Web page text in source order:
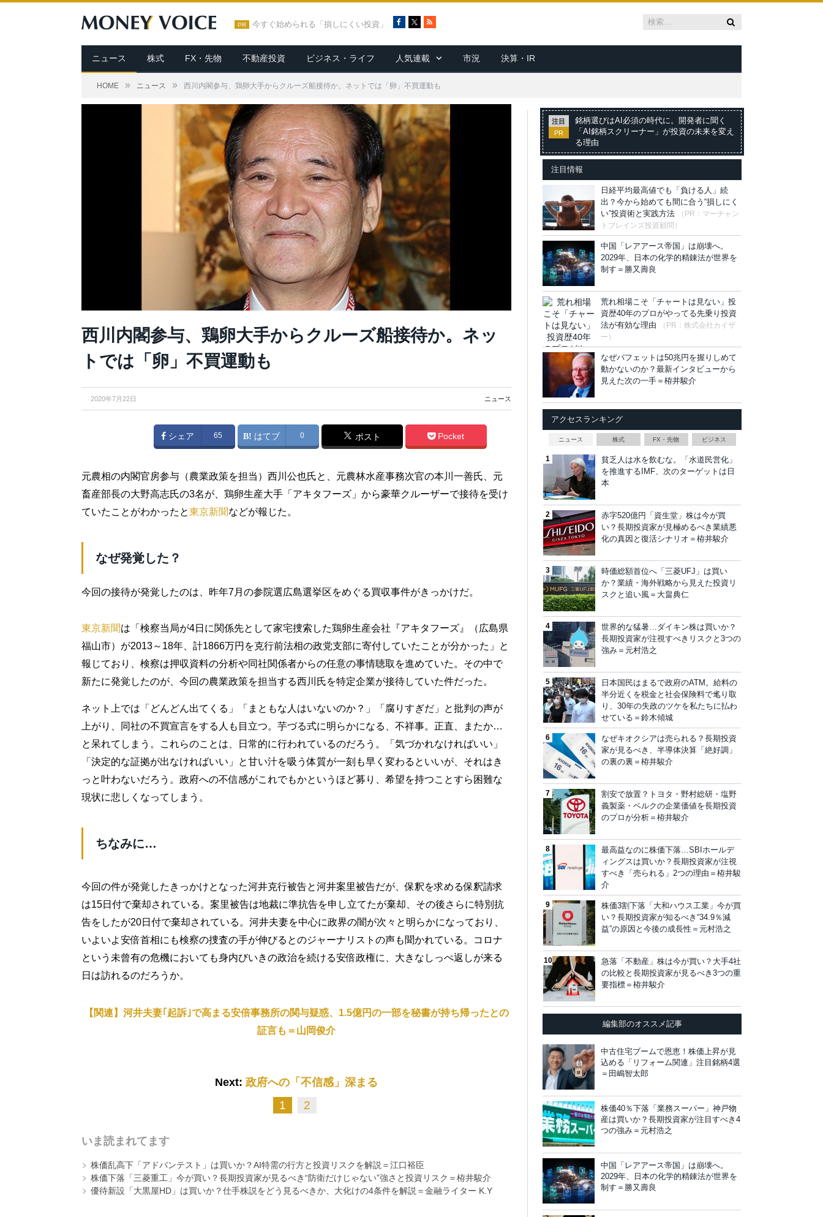
PR 今すぐ始められる「損しにくい投資」
c
e
b
k
R
S
ニュース 株式 FX・先物 不動産投資 ビジネス・ライフ 人気連載 市況 決算・IR
HOME » ニュース » 西川内閣参与、鶏卵大手からクルーズ船接待か。ネットでは「卵」不買運動も
西川内閣参与、鶏卵大手からクルーズ船接待か。ネッ
トでは「卵」不買運動も
2020年7月22日 ニュース
シェア 65 はてブ 0 ポスト Pocket
元農相の内閣官房参与（農業政策を担当）西川公也氏と、元農林水産事務次官の本川一善氏、元
畜産部長の大野高志氏の3名が、鶏卵生産大手「アキタフーズ」から豪華クルーザーで接待を受け
ていたことがわかったと東京新聞などが報じた。
なぜ発覚した？
今回の接待が発覚したのは、昨年7月の参院選広島選挙区をめぐる買収事件がきっかけだ。
東京新聞は「検察当局が4日に関係先として家宅捜索した鶏卵生産会社『アキタフーズ』（広島県
福山市）が2013～18年、計1866万円を克行前法相の政党支部に寄付していたことが分かった」と
報じており、検察は押収資料の分析や同社関係者からの任意の事情聴取を進めていた。その中で
新たに発覚したのが、今回の農業政策を担当する西川氏を特定企業が接待していた件だった。
ネット上では「どんどん出てくる」「まともな人はいないのか？」「腐りすぎだ」と批判の声が
上がり、同社の不買宣言をする人も目立つ。芋づる式に明らかになる、不祥事。正直、またか…
と呆れてしまう。これらのことは、日常的に行われているのだろう。「気づかれなければいい」
「決定的な証拠が出なければいい」と甘い汁を吸う体質が一刻も早く変わるといいが、それはき
っと叶わないだろう。政府への不信感がこれでもかというほど募り、希望を持つことすら困難な
現状に悲しくなってしまう。
ちなみに…
今回の件が発覚したきっかけとなった河井克行被告と河井案里被告だが、保釈を求める保釈請求
は15日付で棄却されている。案里被告は地裁に準抗告を申し立てたが棄却、その後さらに特別抗
告をしたが20日付で棄却されている。河井夫妻を中心に政界の闇が次々と明らかになっており、
いよいよ安倍首相にも検察の捜査の手が伸びるとのジャーナリストの声も聞かれている。コロナ
という未曾有の危機においても身内びいきの政治を続ける安倍政権に、大きなしっぺ返しが来る
日は訪れるのだろうか。
【関連】河井夫妻｢起訴｣で高まる安倍事務所の関与疑惑、1.5億円の一部を秘書が持ち帰ったとの
証言も＝山岡俊介
Next: 政府への「不信感」深まる
1 2
いま読まれてます
株価乱高下「アドバンテスト」は買いか？AI特需の行方と投資リスクを解説＝江口裕臣
株価下落「三菱重工」今が買い？長期投資家が見るべき“防衛だけじゃない”強さと投資リスク＝栫井駿介
優待新設「大黒屋HD」は買いか？仕手株説をどう見るべきか、大化けの4条件を解説＝金融ライター K.Y
注目
PR
銘柄選びはAI必須の時代に。開発者に聞く
「AI銘柄スクリーナー」が投資の未来を変え
る理由
注目情報
日経平均最高値でも「負ける人」続
出？今から始めても間に合う“損しにく
い”投資術と実践方法
（PR：マーチャン
トブレインズ投資顧問）
中国「レアアース帝国」は崩壊へ。
2029年、日本の化学的精錬法が世界を
制す＝勝又壽良
荒れ相場こそ「チャートは見ない」投
資歴40年のプロがやってる先乗り投資
法が有効な理由
（PR：株式会社カイザ
ー）
なぜバフェットは50兆円を握りしめて
動かないのか？最新インタビューから
見えた次の一手＝栫井駿介
アクセスランキング
ニュース 株式 FX・先物 ビジネス
貧乏人は水を飲むな。「水道民営化」
を推進するIMF、次のターゲットは日
本
赤字520億円「資生堂」株は今が買
い？長期投資家が見極めるべき業績悪
化の真因と復活シナリオ＝栫井駿介
時価総額首位へ「三菱UFJ」は買い
か？業績・海外戦略から見えた投資リ
スクと追い風＝大畠典仁
世界的な猛暑…ダイキン株は買いか？
長期投資家が注視すべきリスクと3つの
強み＝元村浩之
日本国民はまるで政府のATM。給料の
半分近くを税金と社会保険料で毟り取
り、30年の失政のツケを私たちに払わ
せている＝鈴木傾城
なぜキオクシアは売られる？長期投資
家が見るべき、半導体決算「絶好調」
の裏の裏＝栫井駿介
割安で放置？トヨタ・野村総研・塩野
義製薬・ベルクの企業価値を長期投資
のプロが分析＝栫井駿介
最高益なのに株価下落…SBIホールデ
ィングスは買いか？長期投資家が注視
すべき「売られる」2つの理由＝栫井駿
介
株価3割下落「大和ハウス工業」今が買
い？長期投資家が知るべき“34.9％減
益”の原因と今後の成長性＝元村浩之
急落「不動産」株は今が買い？大手4社
の比較と長期投資家が見るべき3つの重
要指標＝栫井駿介
編集部のオススメ記事
中古住宅ブームで恩恵！株価上昇が見
込める「リフォーム関連」注目銘柄4選
＝田嶋智太郎
株価40％下落「業務スーパー」神戸物
産は買いか？長期投資家が注目すべき4
つの強み＝元村浩之
中国「レアアース帝国」は崩壊へ。
2029年、日本の化学的精錬法が世界を
制す＝勝又壽良